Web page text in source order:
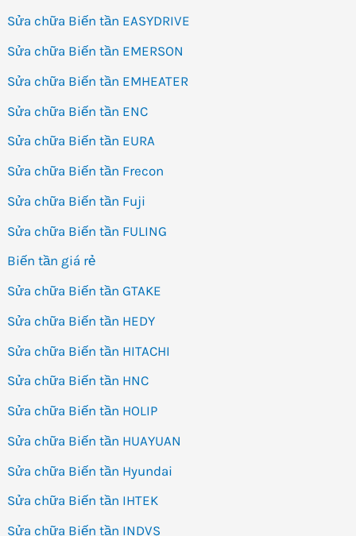
Sửa chữa Biến tần EASYDRIVE
Sửa chữa Biến tần EMERSON
Sửa chữa Biến tần EMHEATER
Sửa chữa Biến tần ENC
Sửa chữa Biến tần EURA
Sửa chữa Biến tần Frecon
Sửa chữa Biến tần Fuji
Sửa chữa Biến tần FULING
Biến tần giá rẻ
Sửa chữa Biến tần GTAKE
Sửa chữa Biến tần HEDY
Sửa chữa Biến tần HITACHI
Sửa chữa Biến tần HNC
Sửa chữa Biến tần HOLIP
Sửa chữa Biến tần HUAYUAN
Sửa chữa Biến tần Hyundai
Sửa chữa Biến tần IHTEK
Sửa chữa Biến tần INDVS